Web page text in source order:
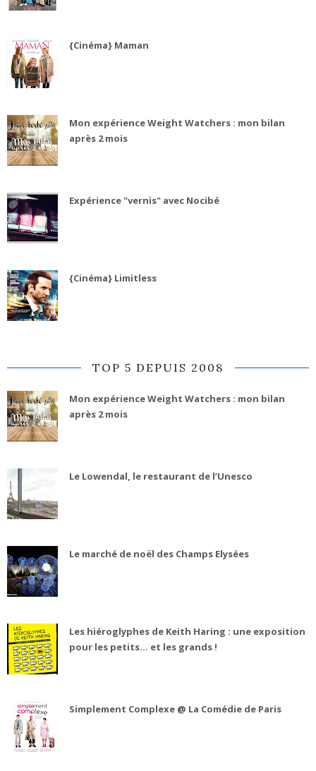
{Cinéma} Maman
Mon expérience Weight Watchers : mon bilan
après 2 mois
Expérience "vernis" avec Nocibé
{Cinéma} Limitless
TOP 5 DEPUIS 2008
Mon expérience Weight Watchers : mon bilan
après 2 mois
Le Lowendal, le restaurant de l’Unesco
Le marché de noël des Champs Elysées
Les hiéroglyphes de Keith Haring : une exposition
pour les petits... et les grands !
Simplement Complexe @ La Comédie de Paris